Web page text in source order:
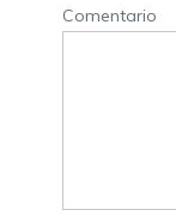
Comentario